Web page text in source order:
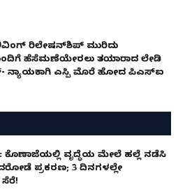
ರಿಲೇಷನ್‌ಶಿಪ್ ಮುರಿದು
ಹೆಸೆಮಣೆಯೇರಲು ತಯಾರಾದ ಲೇಡಿ
ನ್ಯಾಯಕ್ಕಾಗಿ ಎಸ್ಪಿ ಮೊರೆ ಹೋದ ಪಿಎಸ್ಐ
ಕೊಣಾಜೆಯಲ್ಲಿ ವೃದ್ಧೆಯ ಮೇಲೆ ಹಲ್ಲೆ ನಡೆಸಿ
ಪ್ರಕರಣ; 3 ದಿನಗಳಲ್ಲೇ